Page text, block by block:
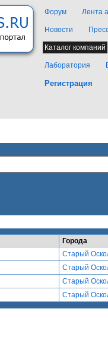
Форум Лента
Новости
Каталог компаний
Лаборатория
Регистрация
Города
Старый
Старый
Старый
Старый